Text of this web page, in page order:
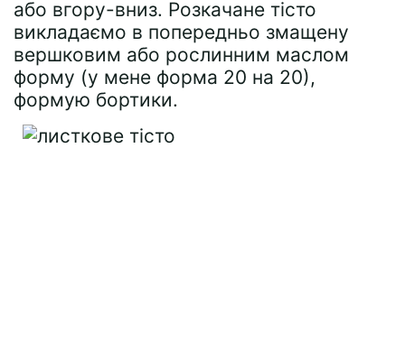
або вгору-вниз. Розкачане тісто
викладаємо в попередньо змащену
вершковим або рослинним маслом
форму (у мене форма 20 на 20),
формую бортики.